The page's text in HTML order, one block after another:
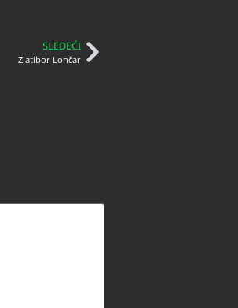
SLEDEĆI
Zlatibor Lončar